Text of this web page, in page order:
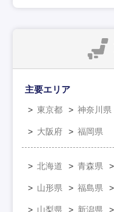
主要エリア
東京都 神奈川県
大阪府 福岡県
北海道 青森県
山形県 福島県
山梨県 新潟県